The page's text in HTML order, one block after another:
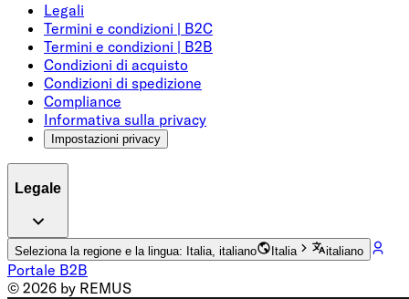
Legali
Termini e condizioni | B2C
Termini e condizioni | B2B
Condizioni di acquisto
Condizioni di spedizione
Compliance
Informativa sulla privacy
Impostazioni privacy
Legale
Seleziona la regione e la lingua: Italia, italiano Italia italiano
Portale B2B
© 2026 by REMUS